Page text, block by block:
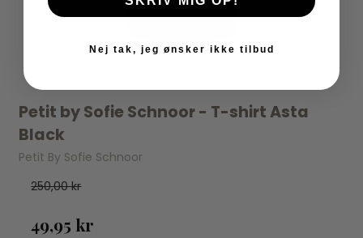
Petit by Sofie Schnoor - T-shirt Asta
Black
Petit By Sofie Schnoor
250,00 kr
49,95 kr
Nej tak, jeg ønsker ikke tilbud